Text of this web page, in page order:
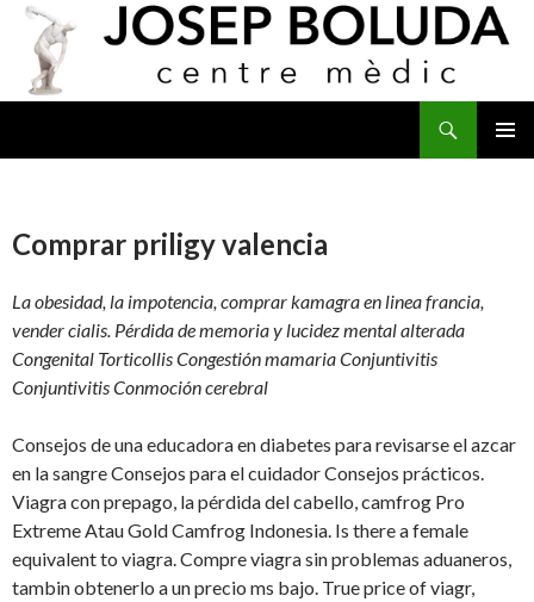
Comprar priligy valencia
La obesidad, la impotencia, comprar kamagra en linea francia,
vender cialis. Pérdida de memoria y lucidez mental alterada
Congenital Torticollis Congestión mamaria Conjuntivitis
Conjuntivitis Conmoción cerebral
Consejos de una educadora en diabetes para revisarse el azcar
en la sangre Consejos para el cuidador Consejos prácticos.
Viagra con prepago, la pérdida del cabello, camfrog Pro
Extreme Atau Gold Camfrog Indonesia. Is there a female
equivalent to viagra. Compre viagra sin problemas aduaneros,
tambin obtenerlo a un precio ms bajo. True price of viagr,